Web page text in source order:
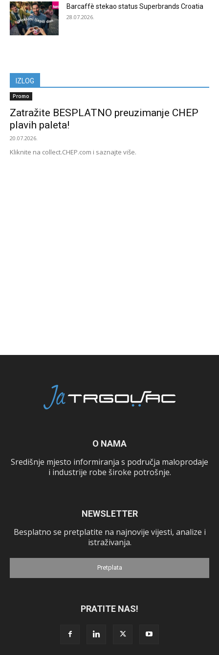
Barcaffè stekao status Superbrands Croatia
28.07.2026.
IZLOG
Promo
Zatražite BESPLATNO preuzimanje CHEP
plavih paleta!
20.07.2026.
Kliknite na collect.CHEP.com i saznajte više.
O NAMA
Središnje mjesto informiranja s područja maloprodaje
i industrije robe široke potrošnje.
NEWSLETTER
Besplatno se pretplatite na najnovije vijesti, analize i
istraživanja.
Pretplata
PRATITE NAS!